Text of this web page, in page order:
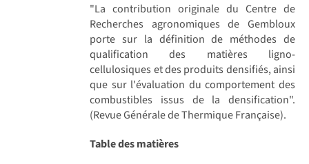
"La contribution originale du Centre de
Recherches agronomiques de Gembloux
porte sur la définition de méthodes de
qualification des matières ligno-
cellulosiques et des produits densifiés, ainsi
que sur l'évaluation du comportement des
combustibles issus de la densification".
(Revue Générale de Thermique Française).
Table des matières